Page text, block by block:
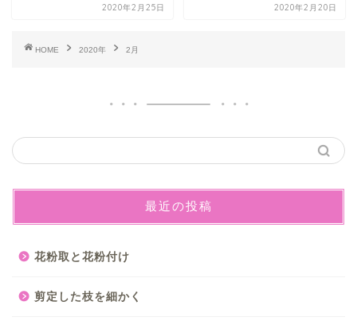
2020年2月25日 2020年2月20日
HOME 2020年 2月
最近の投稿
花粉取と花粉付け
剪定した枝を細かく